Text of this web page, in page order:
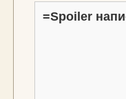
=Spoiler